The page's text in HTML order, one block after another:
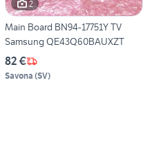
2
Main Board BN94-17751Y TV
Samsung QE43Q60BAUXZT
82 €
Savona (SV)